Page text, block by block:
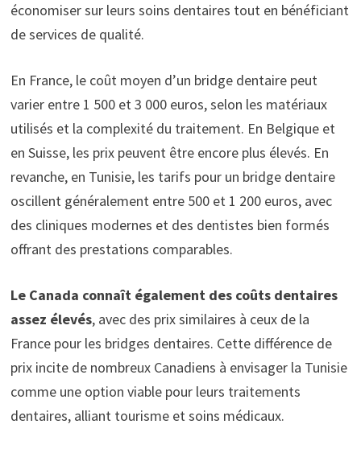
économiser sur leurs soins dentaires tout en bénéficiant
de services de qualité.
En France, le coût moyen d’un bridge dentaire peut
varier entre 1 500 et 3 000 euros, selon les matériaux
utilisés et la complexité du traitement. En Belgique et
en Suisse, les prix peuvent être encore plus élevés. En
revanche, en Tunisie, les tarifs pour un bridge dentaire
oscillent généralement entre 500 et 1 200 euros, avec
des cliniques modernes et des dentistes bien formés
offrant des prestations comparables.
Le Canada connaît également des coûts dentaires
assez élevés, avec des prix similaires à ceux de la
France pour les bridges dentaires. Cette différence de
prix incite de nombreux Canadiens à envisager la Tunisie
comme une option viable pour leurs traitements
dentaires, alliant tourisme et soins médicaux.